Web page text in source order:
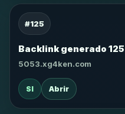
#125
Backlink generado 125
5053.xg4ken.com
SI Abrir